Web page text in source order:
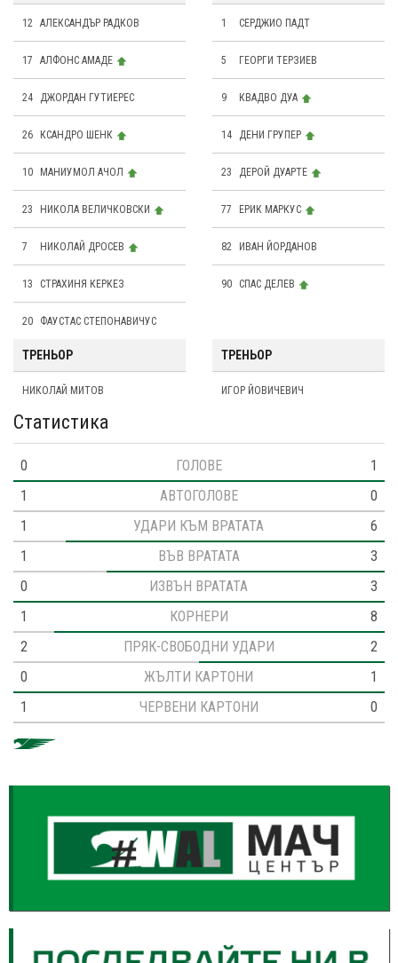
12 АЛЕКСАНДЪР РАДКОВ
17 АЛФОНС АМАДЕ
24 ДЖОРДАН ГУТИЕРЕС
26 КСАНДРО ШЕНК
10 МАНИУМОЛ АЧОЛ
23 НИКОЛА ВЕЛИЧКОВСКИ
7 НИКОЛАЙ ДРОСЕВ
13 СТРАХИНЯ КЕРКЕЗ
20 ФАУСТАС СТЕПОНАВИЧУС
1 СЕРДЖИО ПАДТ
5 ГЕОРГИ ТЕРЗИЕВ
9 КВАДВО ДУА
14 ДЕНИ ГРУПЕР
23 ДЕРОЙ ДУАРТЕ
77 ЕРИК МАРКУС
82 ИВАН ЙОРДАНОВ
90 СПАС ДЕЛЕВ
ТРЕНЬОР
НИКОЛАЙ МИТОВ
ТРЕНЬОР
ИГОР ЙОВИЧЕВИЧ
Статистика
0 ГОЛОВЕ
1
1
АВТОГОЛОВЕ
0
1
УДАРИ КЪМ ВРАТАТА
6
1
ВЪВ ВРАТАТА
3
0
ИЗВЪН ВРАТАТА
3
1
КОРНЕРИ
8
2
ПРЯК-СВОБОДНИ УДАРИ
2
0
ЖЪЛТИ КАРТОНИ
1
1
ЧЕРВЕНИ КАРТОНИ 0